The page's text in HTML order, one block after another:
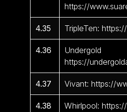
https://
4.35 TripleTen:
4.36
https://
4.37 Vivant: https://
4.38 Whirlpool: